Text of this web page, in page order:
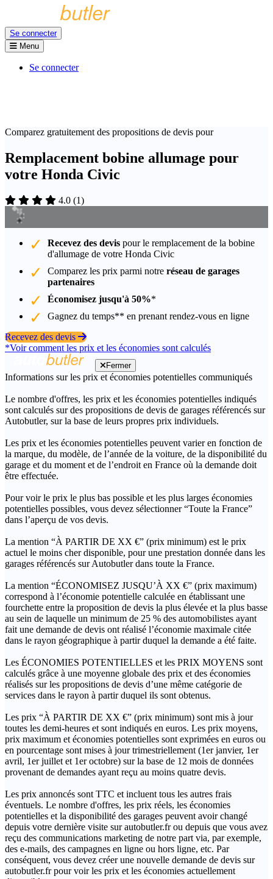
Se connecter
Menu
Se connecter
Comparez gratuitement des propositions de devis pour
Remplacement bobine allumage pour
votre Honda Civic
4.0 (1)
Recevez des devis pour le remplacement de la bobine
d'allumage de votre Honda Civic
Comparez les prix parmi notre réseau de garages
partenaires
Économisez jusqu'à 50%*
Gagnez du temps** en prenant rendez-vous en ligne
Recevez des devis
*Voir comment les prix et les économies sont calculés
Fermer
Informations sur les prix et économies potentielles communiqués
Le nombre d'offres, les prix et les économies potentielles indiqués
sont calculés sur des propositions de devis de garages référencés sur
Autobutler, sur la base de leurs propres prix individuels.
Les prix et les économies potentielles peuvent varier en fonction de
la marque, du modèle, de l’année de la voiture, de la disponibilité du
garage et du moment et de l’endroit en France où la demande doit
être effectuée.
Pour voir le prix le plus bas possible et les plus larges économies
potentielles possibles, vous devez sélectionner “Toute la France”
dans l’aperçu de vos devis.
La mention “À PARTIR DE XX €” (prix minimum) est le prix
actuel le moins cher disponible, pour une prestation donnée dans les
garages référencés sur Autobutler dans toute la France.
La mention “ÉCONOMISEZ JUSQU’À XX €” (prix maximum)
correspond à l’économie potentielle calculée en établissant une
fourchette entre la proposition de devis la plus élevée et la plus basse
au sein de laquelle un minimum de 25 % des automobilistes ayant
fait une demande de devis ont réalisé l’économie maximale citée
dans le rayon géographique à partir duquel la demande a été faite.
Les ÉCONOMIES POTENTIELLES et les PRIX MOYENS sont
calculés grâce à une moyenne globale des prix et des économies
réalisés sur les propositions de devis d’une même catégorie de
services dans le rayon à partir duquel ils sont obtenus.
Les prix “À PARTIR DE XX €” (prix minimum) sont mis à jour
toutes les demi-heures et sont indiqués en euros. Les prix moyens,
prix maximum et économies potentielles sont exprimées en euros ou
en pourcentage sont mises à jour trimestriellement (1er janvier, 1er
avril, 1er juillet et 1er octobre) sur la base de 12 mois de données
provenant de demandes ayant reçu au moins quatre devis.
Les prix annoncés sont TTC et incluent tous les autres frais
éventuels. Le nombre d'offres, les prix réels, les économies
potentielles et la disponibilité des garages peuvent avoir changé
depuis votre dernière visite sur autobutler.fr ou depuis que vous avez
reçu des communications marketing de notre part via, par exemple,
des e-mails, des campagnes en ligne ou hors ligne, etc. Par
conséquent, vous devez créer une nouvelle demande de devis sur
autobutler.fr pour voir les prix et les économies actuellement